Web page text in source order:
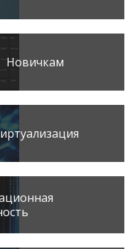
Новичкам